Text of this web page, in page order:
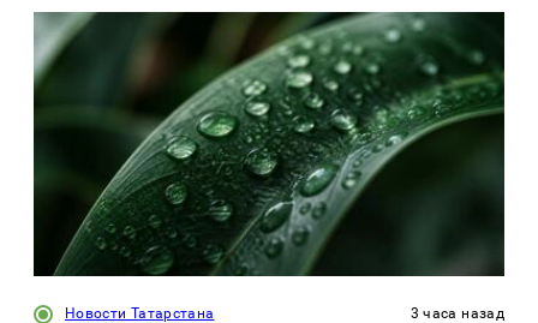
Новости Татарстана 3 часа назад